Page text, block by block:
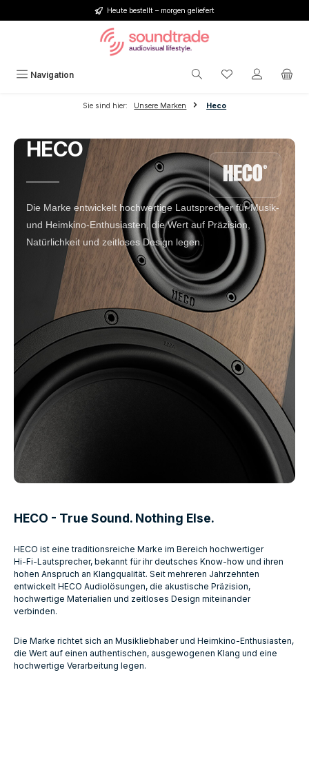
Zum Hauptinhalt springenHeute bestellt – morgen geliefert
Navigation Du hast 0
Sie sind hier: Unsere Marken Heco
HECO
Die Marke entwickelt hochwertige Lautsprecher für Musik‑
und Heimkino‑Enthusiasten, die Wert auf Präzision,
Natürlichkeit und zeitloses Design legen.
HECO - True Sound. Nothing Else.
HECO ist eine traditionsreiche Marke im Bereich hochwertiger
Hi‑Fi‑Lautsprecher, bekannt für ihr deutsches Know‑how und ihren
hohen Anspruch an Klangqualität. Seit mehreren Jahrzehnten
entwickelt HECO Audiolösungen, die akustische Präzision,
hochwertige Materialien und zeitloses Design miteinander
verbinden.
Die Marke richtet sich an Musikliebhaber und Heimkino‑Enthusiasten,
die Wert auf einen authentischen, ausgewogenen Klang und eine
hochwertige Verarbeitung legen.